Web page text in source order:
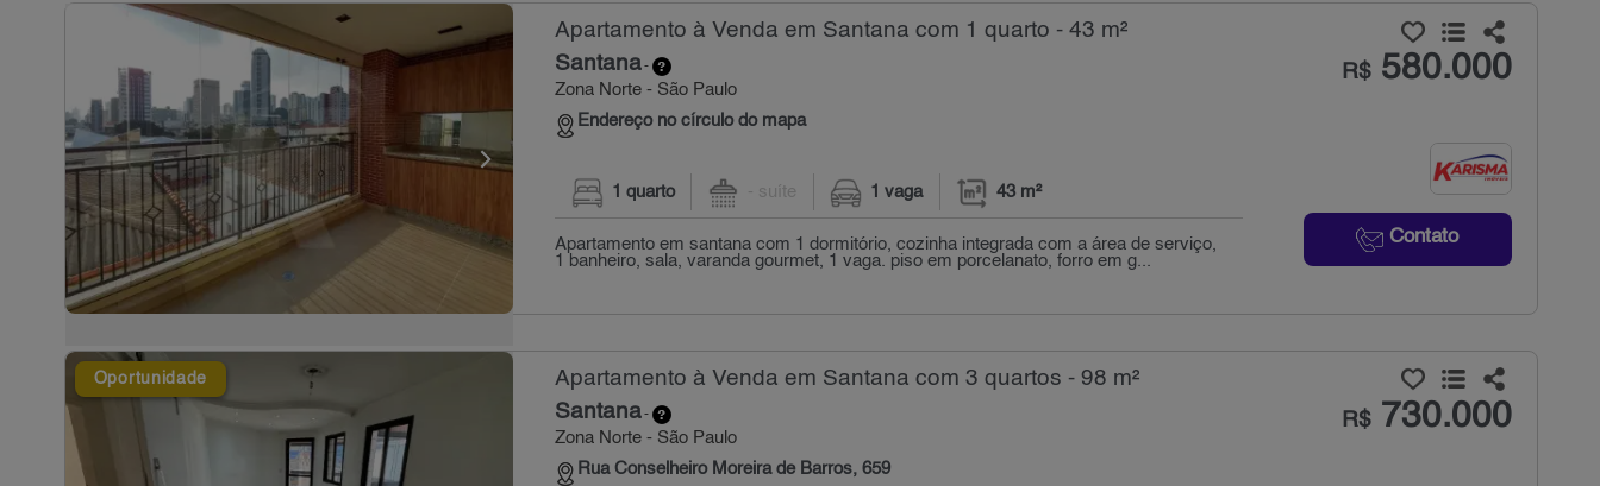
Apartamento à Venda em Santana com 1 quarto - 43 m²
Santana-
Zona Norte - São Paulo
Endereço no círculo do mapa
R$580.000
Contato
1 quarto - suíte 1 vaga 43 m²
Apartamento em santana com 1 dormitório, cozinha integrada com a área de serviço,
1 banheiro, sala, varanda gourmet, 1 vaga. piso em porcelanato, forro em g...
Oportunidade Apartamento à Venda em Santana com 3 quartos - 98 m²
Santana-
Zona Norte - São Paulo
Rua Conselheiro Moreira de Barros, 659
R$730.000